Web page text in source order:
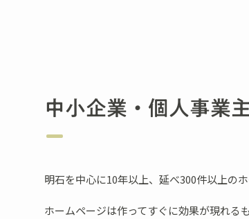
中小企業・個人事業
明石を中心に10年以上、延べ300件以上の
ホームページは作ってすぐに効果が現れる